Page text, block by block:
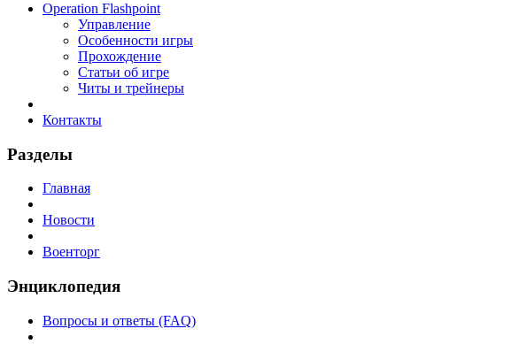
Operation Flashpoint
Управление
Особенности игры
Прохождение
Статьи об игре
Читы и трейнеры
Контакты
Разделы
Главная
Новости
Военторг
Энциклопедия
Вопросы и ответы (FAQ)